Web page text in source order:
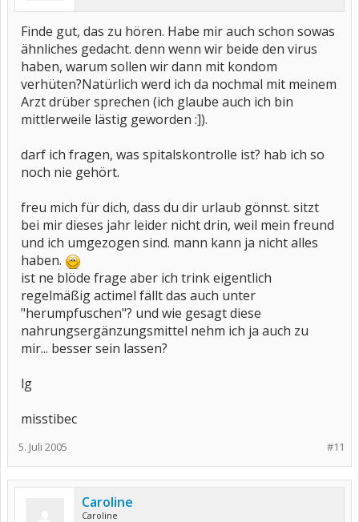
es schade und auch sehr nervig (genau wie ich) das wir nicht mehr
so unbeschwert Gv haben können. Bei ihm zeigen sich keine
Warzen. Aber er muss das Virus ja rein theoretisch haben. Bloß
kann es ja auch sein, dass er das Virus trägt es aber nicht weiter
ausbricht. Könnte auch sein, dass ich es von ihm habe und er das
schon Jahre mit sich rumschleppt. Tja nur bei mir ist es
ausgebrochen seitdem ich halt diese ganzen Medikamente nehme.
Hui an ganz schön langer Text. Wenn ich einmal dabei bin, dann
kann ich nicht aufhören zu schreiben.
Du hast auch einen Freund? Wie geht ihr damit um? Ich würde
ehrlich gesagt find ichs auch ziemlich blöd, dass wir jetzt nur noch
mit Kondom schlafen sollen. Darf ich fragen wie ihr das so
handhabt?
Viele liebe grüße
Misstibec
Finde gut, das zu hören. Habe mir auch schon sowas
ähnliches gedacht. denn wenn wir beide den virus
haben, warum sollen wir dann mit kondom
verhüten?Natürlich werd ich da nochmal mit meinem
Arzt drüber sprechen (ich glaube auch ich bin
mittlerweile lästig geworden :]).
darf ich fragen, was spitalskontrolle ist? hab ich so
noch nie gehört.
freu mich für dich, dass du dir urlaub gönnst. sitzt
bei mir dieses jahr leider nicht drin, weil mein freund
und ich umgezogen sind. mann kann ja nicht alles
haben.
ist ne blöde frage aber ich trink eigentlich
regelmäßig actimel fällt das auch unter
"herumpfuschen"? und wie gesagt diese
nahrungsergänzungsmittel nehm ich ja auch zu
mir... besser sein lassen?
lg
misstibec
#11
5. Juli 2005
Caroline
Caroline